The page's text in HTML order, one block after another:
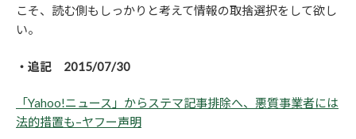
こそ、読む側もしっかりと考えて情報の取捨選択をして欲し
い。
・追記 2015/07/30
「Yahoo!ニュース」からステマ記事排除へ、悪質事業者には
法的措置も–ヤフー声明